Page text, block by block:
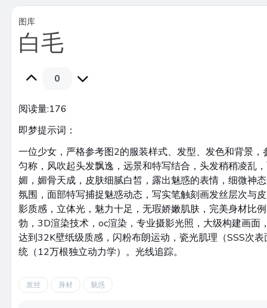
图库
白毛
0
阅读量:176
即梦提示词：
一位少女，严格参考图2的服装样式、发型、发色和背景
匀称，风吹起头发飘逸，远景和特写结合，头发稍稍凌乱
媚，媚骨天成，皮肤细腻白皙，露出魅惑的表情，细微神
氛围，面部特写捕捉魅惑动态，写实笔触刻画发丝层次与
影质感，立体光，魅力十足，无瑕娇嫩肌肤，完美身材比
勃，3D渲染技术，oc渲染，专业摄影光照，大级构建画面
达到32K壁纸级质感，闪粉布朗运动，瓷光肌理（SSS次
统（12万根独立动力学）。光线追踪。
发丝 身材 魅惑